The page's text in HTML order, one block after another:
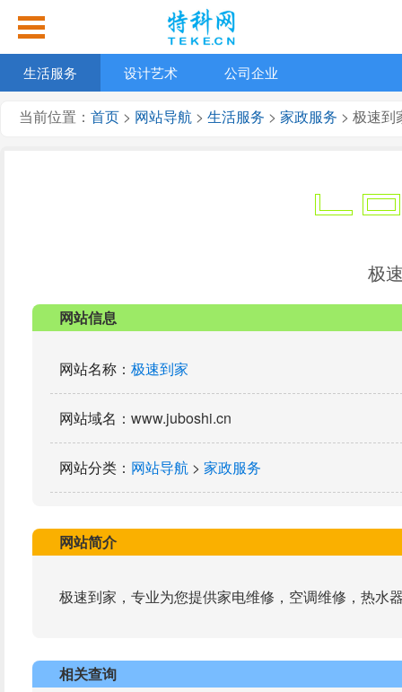
生活服务 设计艺术 公司企业
当前位置： 首页 > 网站导航 > 生活服务 > 家政服务 > 极速到
极
网站信息
网站名称 ： 极速到家
网站域名 ：www.juboshi.cn
网站分类 ： 网站导航 > 家政服务
网站简介
极速到家，专业为您提供家电维修，空调维修，热水
相关查询